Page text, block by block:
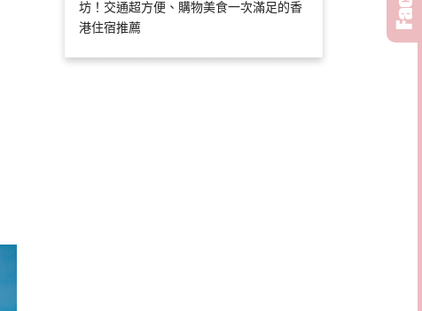
坊！交通超方便、購物美食一次滿足的香
港住宿推薦